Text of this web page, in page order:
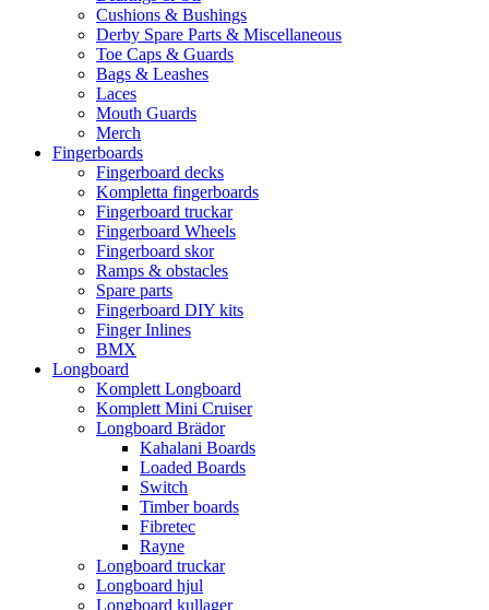
Cushions & Bushings
Derby Spare Parts & Miscellaneous
Toe Caps & Guards
Bags & Leashes
Laces
Mouth Guards
Merch
Fingerboards
Fingerboard decks
Kompletta fingerboards
Fingerboard truckar
Fingerboard Wheels
Fingerboard skor
Ramps & obstacles
Spare parts
Fingerboard DIY kits
Finger Inlines
BMX
Longboard
Komplett Longboard
Komplett Mini Cruiser
Longboard Brädor
Kahalani Boards
Loaded Boards
Switch
Timber boards
Fibretec
Rayne
Longboard truckar
Longboard hjul
Longboard kullager